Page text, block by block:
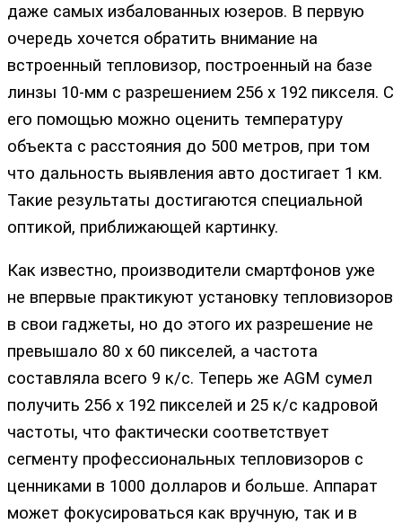
даже самых избалованных юзеров. В первую
очередь хочется обратить внимание на
встроенный тепловизор, построенный на базе
линзы 10-мм с разрешением 256 х 192 пикселя. С
его помощью можно оценить температуру
объекта с расстояния до 500 метров, при том
что дальность выявления авто достигает 1 км.
Такие результаты достигаются специальной
оптикой, приближающей картинку.
Как известно, производители смартфонов уже
не впервые практикуют установку тепловизоров
в свои гаджеты, но до этого их разрешение не
превышало 80 х 60 пикселей, а частота
составляла всего 9 к/с. Теперь же AGM сумел
получить 256 х 192 пикселей и 25 к/с кадровой
частоты, что фактически соответствует
сегменту профессиональных тепловизоров с
ценниками в 1000 долларов и больше. Аппарат
может фокусироваться как вручную, так и в